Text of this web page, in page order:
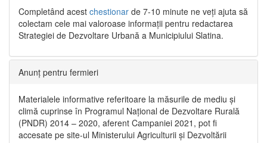
Completând acest chestionar de 7-10 minute ne veți ajuta să
colectam cele mai valoroase informații pentru redactarea
Strategiei de Dezvoltare Urbană a Municipiului Slatina.
Anunț pentru fermieri
Materialele informative referitoare la măsurile de mediu și
climă cuprinse în Programul Național de Dezvoltare Rurală
(PNDR) 2014 – 2020, aferent Campaniei 2021, pot fi
accesate pe site-ul Ministerului Agriculturii și Dezvoltării